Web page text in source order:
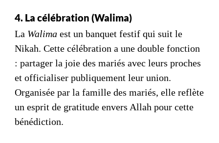
4. La célébration (Walima)
La Walima est un banquet festif qui suit le
Nikah. Cette célébration a une double fonction
: partager la joie des mariés avec leurs proches
et officialiser publiquement leur union.
Organisée par la famille des mariés, elle reflète
un esprit de gratitude envers Allah pour cette
bénédiction.